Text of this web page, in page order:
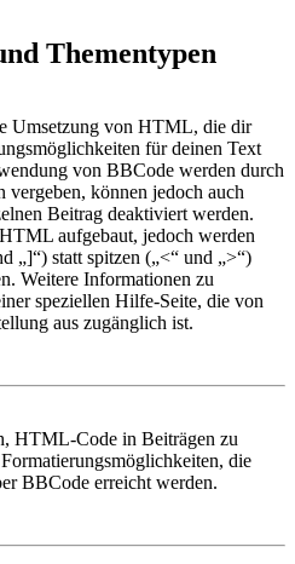
Thementypen
Umsetzung von HTML, die dir
für deinen Text
von BBCode werden durch
können jedoch auch
Beitrag deaktiviert werden.
aufgebaut, jedoch werden
„]“) statt spitzen („<“ und „>“)
Weitere Informationen zu
speziellen Hilfe-Seite, die von
aus zugänglich ist.
HTML-Code in Beiträgen zu
die
BBCode erreicht werden.